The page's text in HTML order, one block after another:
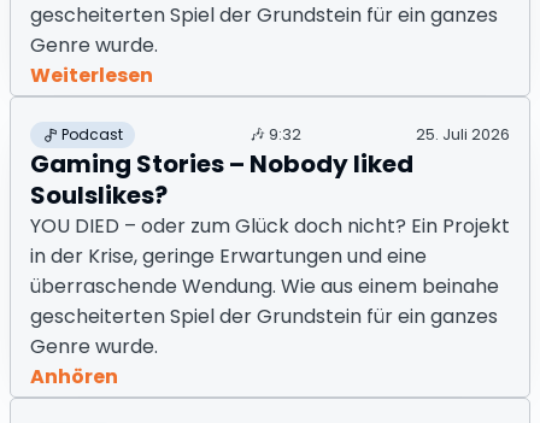
gescheiterten Spiel der Grundstein für ein ganzes
Genre wurde.
Weiterlesen
Podcast 🎶9:32 25. Juli 2026
Gaming Stories – Nobody liked
Soulslikes?
YOU DIED – oder zum Glück doch nicht? Ein Projekt
in der Krise, geringe Erwartungen und eine
überraschende Wendung. Wie aus einem beinahe
gescheiterten Spiel der Grundstein für ein ganzes
Genre wurde.
Anhören